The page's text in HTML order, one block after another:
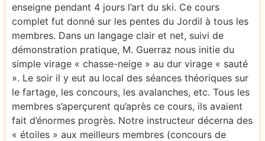
enseigne pendant 4 jours l’art du ski. Ce cours
complet fut donné sur les pentes du Jordil à tous les
membres. Dans un langage clair et net, suivi de
démonstration pratique, M. Guerraz nous initie du
simple virage « chasse-neige » au dur virage « sauté
». Le soir il y eut au local des séances théoriques sur
le fartage, les concours, les avalanches, etc. Tous les
membres s’aperçurent qu’après ce cours, ils avaient
fait d’énormes progrès. Notre instructeur décerna des
« étoiles » aux meilleurs membres (concours de